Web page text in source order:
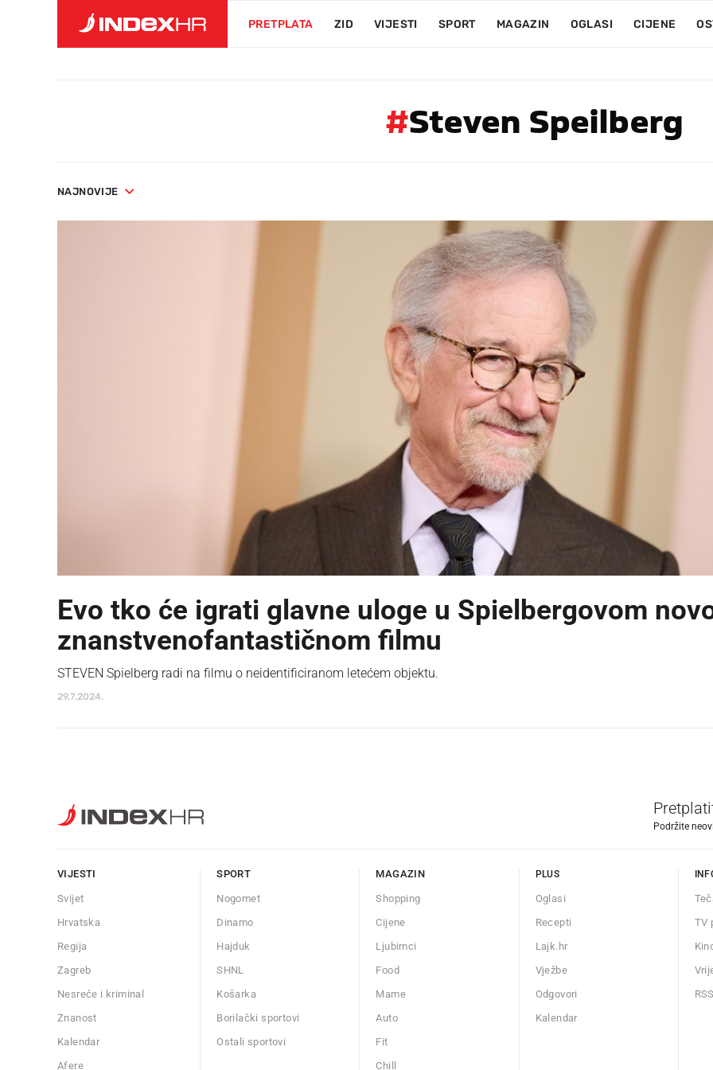
PRETPLATA ZID VIJESTI SPORT MAGAZIN OGLASI CIJENE
#Steven Speilberg
NAJNOVIJE
Evo tko će igrati glavne uloge u Spielbergovom
znanstvenofantastičnom filmu
STEVEN Spielberg radi na filmu o neidentificiranom letećem objektu.
29.7.2024.
Podržite
VIJESTI
Svijet
Hrvatska
Regija
Zagreb
Nesreće i kriminal
Znanost
Kalendar
Afere
SPORT
Nogomet
Dinamo
Hajduk
SHNL
Košarka
Borilački sportovi
Ostali sportovi
MAGAZIN
Shopping
Cijene
Ljubimci
Food
Mame
Auto
Fit
Chill
PLUS
Oglasi
Recepti
Lajk.hr
Vježbe
Odgovori
Kalendar
TV